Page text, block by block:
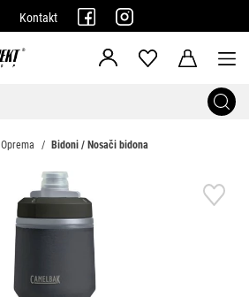
Kontakt
Oprema Bidoni / Nosači bidona